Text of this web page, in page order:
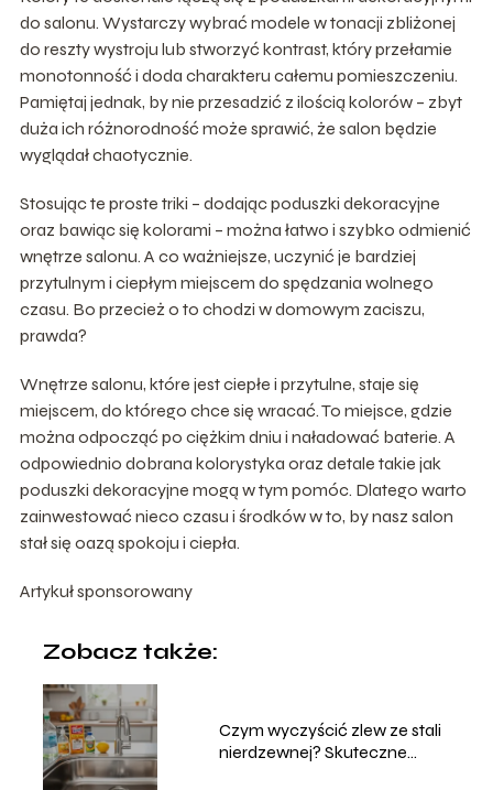
do salonu. Wystarczy wybrać modele w tonacji zbliżonej
do reszty wystroju lub stworzyć kontrast, który przełamie
monotonność i doda charakteru całemu pomieszczeniu.
Pamiętaj jednak, by nie przesadzić z ilością kolorów – zbyt
duża ich różnorodność może sprawić, że salon będzie
wyglądał chaotycznie.
Stosując te proste triki – dodając poduszki dekoracyjne
oraz bawiąc się kolorami – można łatwo i szybko odmienić
wnętrze salonu. A co ważniejsze, uczynić je bardziej
przytulnym i ciepłym miejscem do spędzania wolnego
czasu. Bo przecież o to chodzi w domowym zaciszu,
prawda?
Wnętrze salonu, które jest ciepłe i przytulne, staje się
miejscem, do którego chce się wracać. To miejsce, gdzie
można odpocząć po ciężkim dniu i naładować baterie. A
odpowiednio dobrana kolorystyka oraz detale takie jak
poduszki dekoracyjne mogą w tym pomóc. Dlatego warto
zainwestować nieco czasu i środków w to, by nasz salon
stał się oazą spokoju i ciepła.
Artykuł sponsorowany
Zobacz także:
Czym wyczyścić zlew ze stali
nierdzewnej? Skuteczne